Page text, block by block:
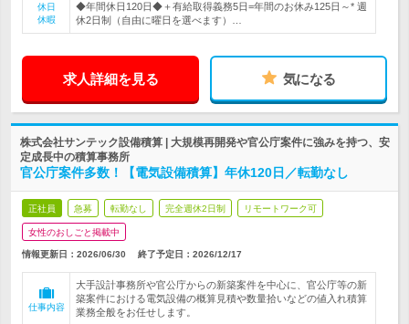
休日
休暇
◆年間休日120日◆＋有給取得義務5日=年間のお休み125日～* 週
休2日制（自由に曜日を選べます）…
求人詳細を見る 気になる
株式会社サンテック設備積算 | 大規模再開発や官公庁案件に強みを持つ、安
定成長中の積算事務所
官公庁案件多数！【電気設備積算】年休120日／転勤なし
正社員 急募 転勤なし 完全週休2日制 リモートワーク可
女性のおしごと掲載中
情報更新日：2026/06/30 終了予定日： 2026/12/17
仕事内容
大手設計事務所や官公庁からの新築案件を中心に、官公庁等の新
築案件における電気設備の概算見積や数量拾いなどの値入れ積算
業務全般をお任せします。